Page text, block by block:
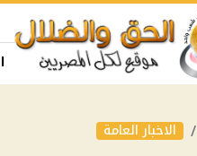
الاخبار العامة